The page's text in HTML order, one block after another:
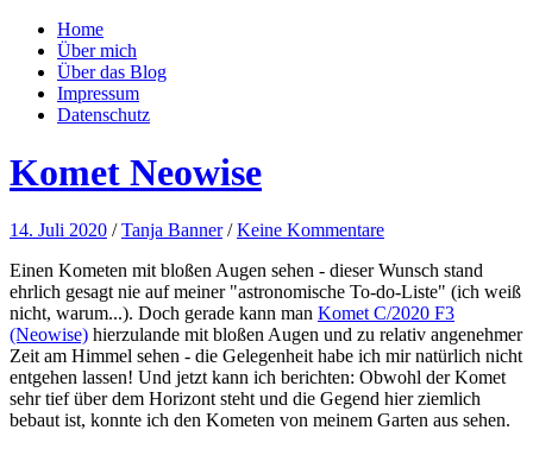
Home
Über mich
Über das Blog
Impressum
Datenschutz
Komet Neowise
14. Juli 2020 /Tanja Banner /Keine Kommentare
Einen Kometen mit bloßen Augen sehen - dieser Wunsch stand
ehrlich gesagt nie auf meiner "astronomische To-do-Liste" (ich weiß
nicht, warum...). Doch gerade kann man Komet C/2020 F3
(Neowise) hierzulande mit bloßen Augen und zu relativ angenehmer
Zeit am Himmel sehen - die Gelegenheit habe ich mir natürlich nicht
entgehen lassen! Und jetzt kann ich berichten: Obwohl der Komet
sehr tief über dem Horizont steht und die Gegend hier ziemlich
bebaut ist, konnte ich den Kometen von meinem Garten aus sehen.